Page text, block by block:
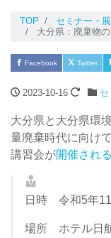
TOP
セミナー・
大分県：廃棄物の適
Facebook Twitter
2023-10-16
大分県と大分県環
量廃棄時代に向け
講習会が開催され
日時 令和5年
場所 ホテル日